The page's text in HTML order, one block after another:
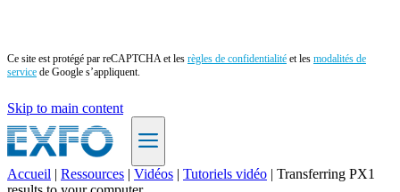
Ce site est protégé par reCAPTCHA et les règles de confidentialité et les modalités de
service de Google s’appliquent.
Skip to main content
Accueil | Ressources | Vidéos | Tutoriels vidéo | Transferring PX1